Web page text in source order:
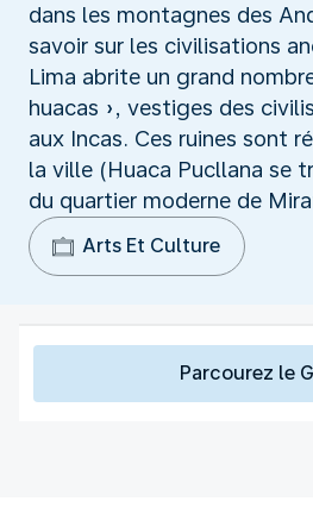
dans les montagnes des
savoir sur les civilisations
Lima abrite un grand
huacas », vestiges des
aux Incas. Ces ruines sont
la ville (Huaca Pucllana se
du quartier moderne de
Arts Et Culture
Parcourez le